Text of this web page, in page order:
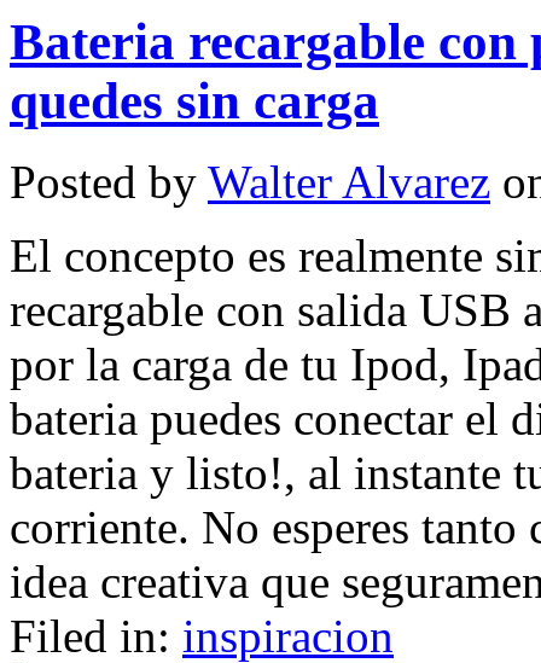
Bateria recargable con
quedes sin carga
Posted by Walter Alvarez
El concepto es realmente
recargable con salida USB
por la carga de tu Ipod,
bateria puedes conectar el
bateria y listo!, al instante
corriente. No esperes tanto
idea creativa que
Filed in: inspiracion